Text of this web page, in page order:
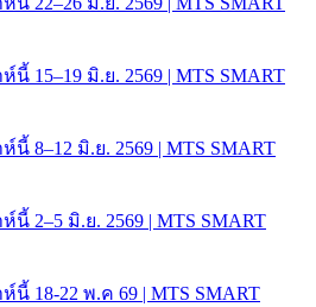
15–19 มิ.ย. 2569 | MTS SMART
8–12 มิ.ย. 2569 | MTS SMART
2–5 มิ.ย. 2569 | MTS SMART
18-22 พ.ค 69 | MTS SMART